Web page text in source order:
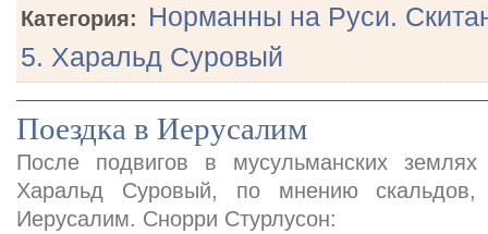
Категория:
Норманны на Руси.
5. Харальд Суровый
Поездка в Иерусалим
После подвигов в мусульманских землях
Харальд Суровый, по мнению скальдов,
Иерусалим. Снорри Стурлусон: